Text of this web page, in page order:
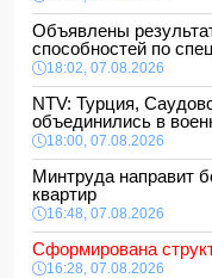
Объявлены
способностей по
18:02, 07.08.2026
NTV: Турция,
объединились в
18:00, 07.08.2026
Минтруда направит
квартир
16:48, 07.08.2026
Сформирована
16:28, 07.08.2026